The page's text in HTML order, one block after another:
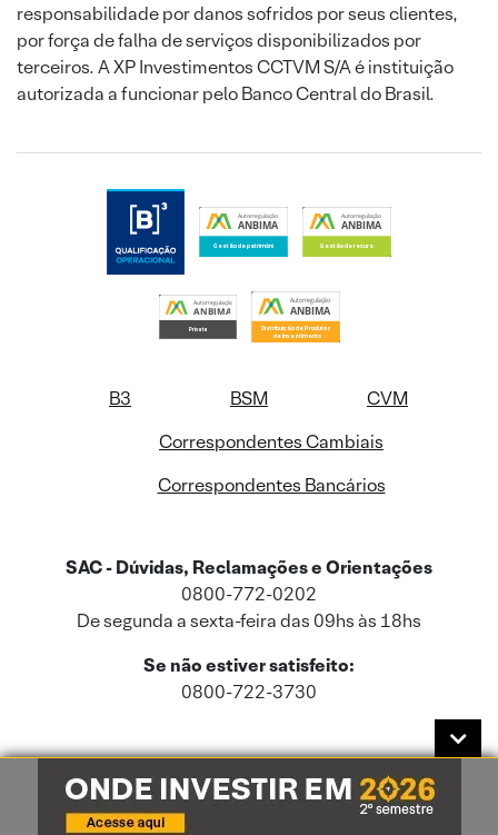
responsabilidade por danos sofridos por seus clientes,
por força de falha de serviços disponibilizados por
terceiros. A XP Investimentos CCTVM S/A é instituição
autorizada a funcionar pelo Banco Central do Brasil.
B3 BSM
CVM
Correspondentes Cambiais
Correspondentes Bancários
SAC - Dúvidas, Reclamações e Orientações
0800-772-0202
De segunda a sexta-feira das 09hs às 18hs
Se não estiver satisfeito:
0800-722-3730
Este site usa cookies e dados pessoais de acordo com a nossaPolítica de
Cookies
e a nossaPolítica de Privacidade.